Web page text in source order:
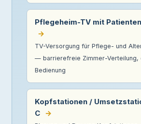
Pflegeheim-TV mit
→
TV-Versorgung für Pflege- und
— barrierefreie Zimmer-Verteilung,
Bedienung
Kopfstationen /
C →